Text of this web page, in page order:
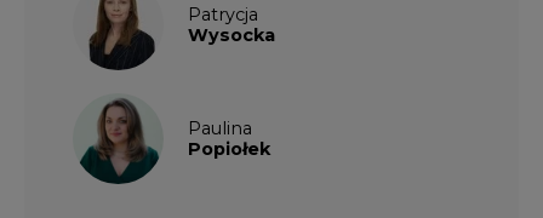
Patrycja
Wysocka
Paulina
Popiołek